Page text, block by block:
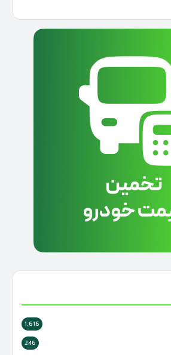
1,616
246